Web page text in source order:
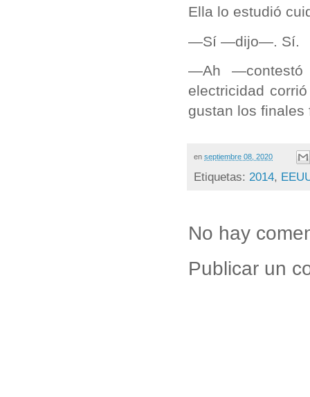
Ella lo estudió
—Sí —dijo—. Sí.
—Ah —contestó
electricidad
gustan los finales
en septiembre 08, 2020
Etiquetas: 2014,
No hay
Publicar un